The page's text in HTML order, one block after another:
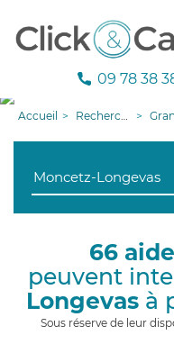
09 78 38
Accueil Recherche aide à domicile
66
peuvent
Longevasà
Sous réserve de leur